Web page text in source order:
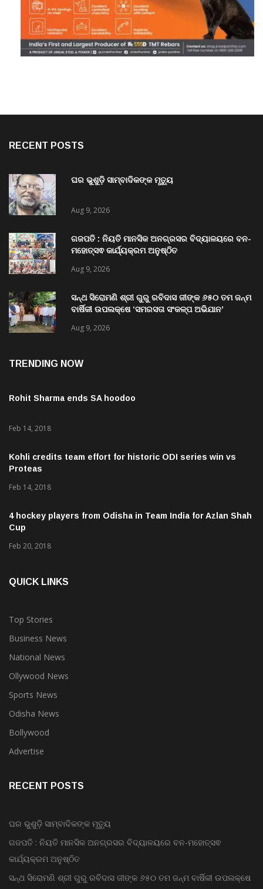
RECENT POSTS
ଘର ଭୁଶୁଡ଼ି ସାମ୍ବାଦିକଙ୍କ ମୃତ୍ୟୁ
Aug 9, 2026
ଗଜପତି : ନିୟତି ମାନସିକ ଅନଗ୍ରସର ବିଦ୍ୟାଳୟରେ ବନ-
ମହୋତ୍ସଵ କାର୍ଯ୍ୟକ୍ରମ ଅନୁଷ୍ଠିତ
Aug 9, 2026
ସନ୍ଥ ସିରୋମଣି ଶ୍ରୀ ଗୁରୁ ରବିଦାସ ଜୀଙ୍କ ୬୫୦ ତମ ଜନ୍ମ
ବାର୍ଷିକୀ ଉପଲକ୍ଷେ ‘ସମରସତା ସଂକଳ୍ପ ଅଭିଯାନ’
Aug 9, 2026
TRENDING NOW
Rohit Sharma ends SA hoodoo
Feb 14, 2018
Kohli credits team effort for historic ODI series win vs
Proteas
Feb 14, 2018
4 hockey players from Odisha in Team India for Azlan Shah
Cup
Feb 20, 2018
QUICK LINKS
Top Stories
Business News
National News
Ollywood News
Sports News
Odisha News
Bollywood
Advertise
RECENT POSTS
ଘର ଭୁଶୁଡ଼ି ସାମ୍ବାଦିକଙ୍କ ମୃତ୍ୟୁ
ଗଜପତି : ନିୟତି ମାନସିକ ଅନଗ୍ରସର ବିଦ୍ୟାଳୟରେ ବନ-ମହୋତ୍ସଵ
କାର୍ଯ୍ୟକ୍ରମ ଅନୁଷ୍ଠିତ
ସନ୍ଥ ସିରୋମଣି ଶ୍ରୀ ଗୁରୁ ରବିଦାସ ଜୀଙ୍କ ୬୫୦ ତମ ଜନ୍ମ ବାର୍ଷିକୀ ଉପଲକ୍ଷେ